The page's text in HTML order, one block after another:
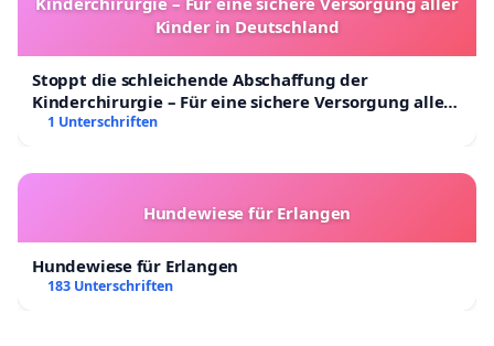
Kinder in Deutschland
Stoppt die schleichende Abschaffung der
Kinderchirurgie – Für eine sichere Versorgung aller
Kinder in Deutschland
1 Unterschriften
Hundewiese für Erlangen
Hundewiese für Erlangen
183 Unterschriften